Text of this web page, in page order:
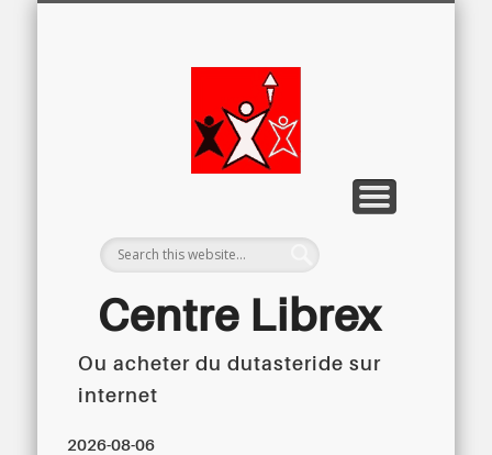
Centre Librex
Ou acheter du dutasteride sur
internet
2026-08-06